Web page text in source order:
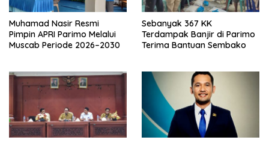
Muhamad Nasir Resmi
Pimpin APRI Parimo Melalui
Muscab Periode 2026–2030
Sebanyak 367 KK
Terdampak Banjir di Parimo
Terima Bantuan Sembako